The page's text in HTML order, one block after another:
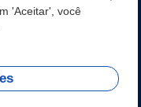
'Aceitar', você